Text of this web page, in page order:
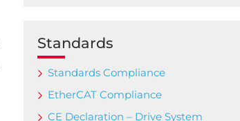
Standards
Standards Compliance
EtherCAT Compliance
CE Declaration – Drive System